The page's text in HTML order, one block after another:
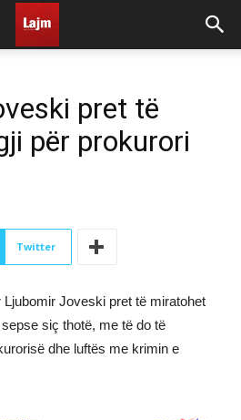
pret të
për prokurori
Twitter
Joveski pret të miratohet
siç thotë, me të do të
dhe luftës me krimin e